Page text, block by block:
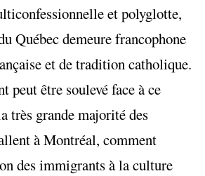
et polyglotte,
Québec demeure francophone
et de tradition catholique.
peut être soulevé face à ce
très grande majorité des
à Montréal, comment
des immigrants à la culture